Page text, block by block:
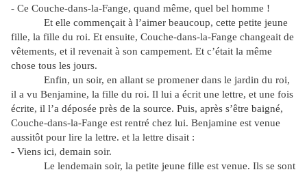
- Ce Couche-dans-la-Fange, quand même, quel bel homme !
Et elle commençait à l’aimer beaucoup, cette petite jeune
fille, la fille du roi. Et ensuite, Couche-dans-la-Fange changeait de
vêtements, et il revenait à son campement. Et c’était la même
chose tous les jours.
Enfin, un soir, en allant se promener dans le jardin du roi,
il a vu Benjamine, la fille du roi. Il lui a écrit une lettre, et une fois
écrite, il l’a déposée près de la source. Puis, après s’être baigné,
Couche-dans-la-Fange est rentré chez lui. Benjamine est venue
aussitôt pour lire la lettre. et la lettre disait :
- Viens ici, demain soir.
Le lendemain soir, la petite jeune fille est venue. Ils se sont